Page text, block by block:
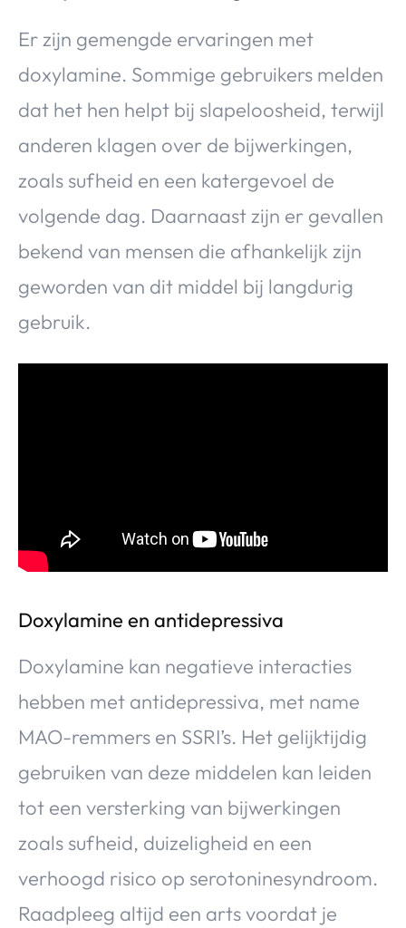
Er zijn gemengde ervaringen met
doxylamine. Sommige gebruikers melden
dat het hen helpt bij slapeloosheid, terwijl
anderen klagen over de bijwerkingen,
zoals sufheid en een katergevoel de
volgende dag. Daarnaast zijn er gevallen
bekend van mensen die afhankelijk zijn
geworden van dit middel bij langdurig
gebruik.
Doxylamine en antidepressiva
Doxylamine kan negatieve interacties
hebben met antidepressiva, met name
MAO-remmers en SSRI’s. Het gelijktijdig
gebruiken van deze middelen kan leiden
tot een versterking van bijwerkingen
zoals sufheid, duizeligheid en een
verhoogd risico op serotoninesyndroom.
Raadpleeg altijd een arts voordat je